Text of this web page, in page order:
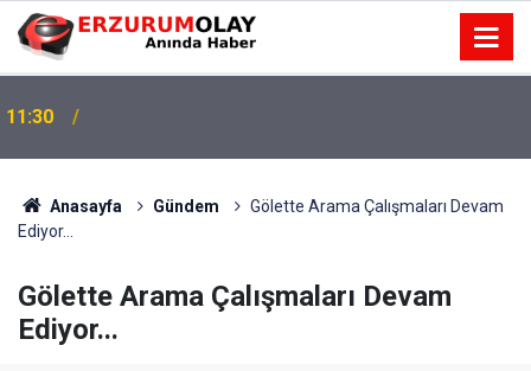
11:30
Anasayfa Gündem
Gölette Arama Çalışmaları Devam
Ediyor...
Gölette Arama Çalışmaları Devam
Ediyor...